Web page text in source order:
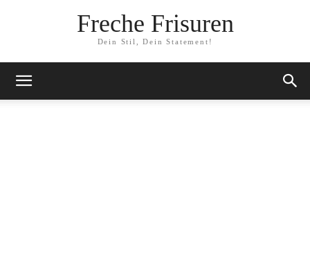
Freche Frisuren
Dein Stil, Dein Statement!